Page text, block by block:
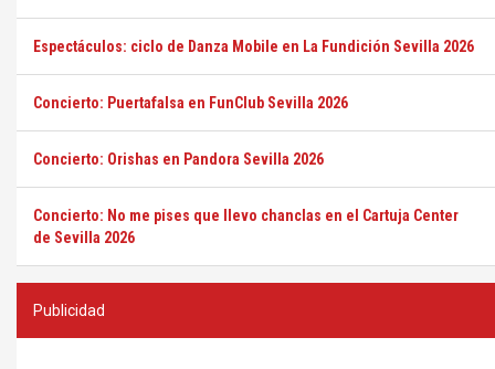
Espectáculos: ciclo de Danza Mobile en La Fundición Sevilla 2026
Concierto: Puertafalsa en FunClub Sevilla 2026
Concierto: Orishas en Pandora Sevilla 2026
Concierto: No me pises que llevo chanclas en el Cartuja Center
de Sevilla 2026
Publicidad